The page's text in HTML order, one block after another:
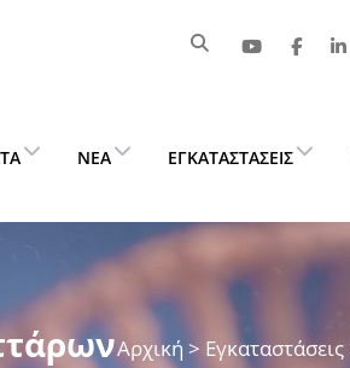
ΝΈΑ ΕΓΚΑΤΑΣΤΆΣΕΙΣ
Αρχική >